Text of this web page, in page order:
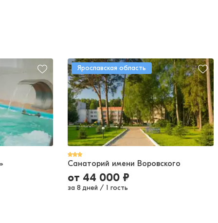
Ярославская область
Санаторий имени Воровского
от 44 000 ₽
за 8 дней / 1 гость